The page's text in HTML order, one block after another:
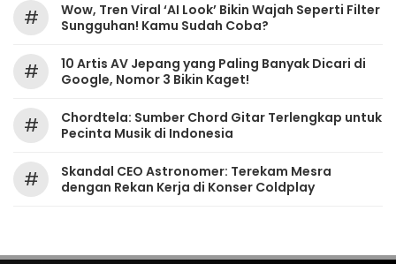
#
Wow, Tren Viral ‘AI Look’ Bikin Wajah Seperti Filter
Sungguhan! Kamu Sudah Coba?
#
10 Artis AV Jepang yang Paling Banyak Dicari di
Google, Nomor 3 Bikin Kaget!
#
Chordtela: Sumber Chord Gitar Terlengkap untuk
Pecinta Musik di Indonesia
#
Skandal CEO Astronomer: Terekam Mesra
dengan Rekan Kerja di Konser Coldplay